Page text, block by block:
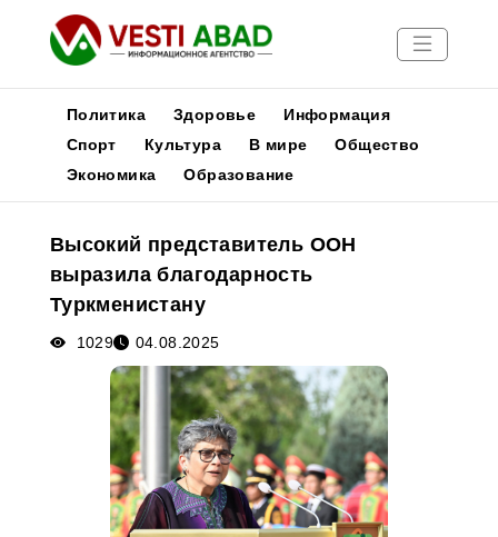
Новости
Медиа
Афиша
Политика Здоровье
Информация
Спорт
Культура В мире
Общество
Экономика
Образование
Высокий представитель ООН
выразила благодарность
Туркменистану
1029 04.08.2025